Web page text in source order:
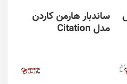
ساندبار هارمن کاردن
مدل Citation